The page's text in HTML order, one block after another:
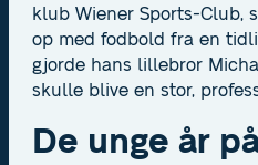
klub Wiener Sports-Club,
op med fodbold fra en
gjorde hans lillebror
skulle blive en stor,
De unge år